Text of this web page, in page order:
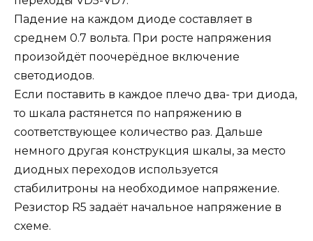
Падение на каждом диоде составляет в
среднем 0.7 вольта. При росте напряжения
произойдёт поочерёдное включение
светодиодов.
Если поставить в каждое плечо два- три диода,
то шкала растянется по напряжению в
соответствующее количество раз. Дальше
немного другая конструкция шкалы, за место
диодных переходов используется
стабилитроны на необходимое напряжение.
Резистор R5 задаёт начальное напряжение в
схеме.